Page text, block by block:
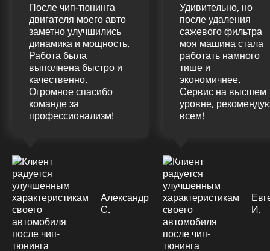
После чип-тюнинга
двигателя моего авто
заметно улучшились
динамика и мощность.
Работа была
выполнена быстро и
качественно.
Огромное спасибо
команде за
профессионализм!
Александр
С.
Удивительно, но
после удаления
сажевого фильтра
моя машина стала
работать намного
тише и
экономичнее.
Сервис на высшем
уровне,
всем!
И.